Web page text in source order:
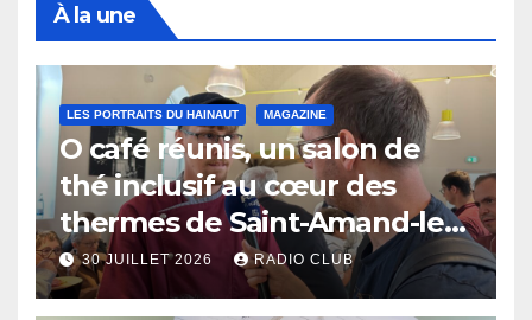
À la une
LES PORTRAITS DU HAINAUT MAGAZINE
O café réunis, un salon de
thé inclusif au cœur des
thermes de Saint-Amand-les-
Eaux
30 JUILLET 2026 RADIO CLUB